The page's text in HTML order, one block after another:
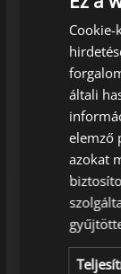
db
általi
elemző
azokat